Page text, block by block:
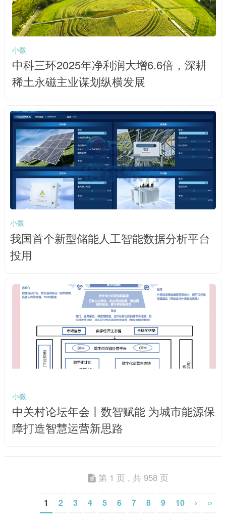
小微
中科三环2025年净利润大增6.6倍，深耕
稀土永磁主业谋划纵横发展
小微
我国首个新型储能人工智能数据分析平台
投用
小微
中关村论坛年会丨数智赋能 为城市能源保
障打造智慧运营新思路
第 1 页 , 共 958 页
1 2 3 4 5 6 7 8 9 10 › ››